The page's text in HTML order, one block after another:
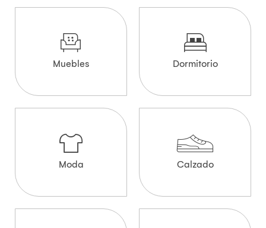
Muebles Dormitorio
Moda Calzado